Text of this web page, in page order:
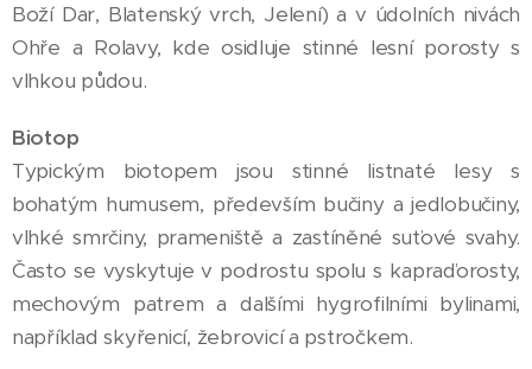
Boží Dar, Blatenský vrch, Jelení) a v údolních nivách
Ohře a Rolavy, kde osidluje stinné lesní porosty s
vlhkou půdou.
Biotop
Typickým biotopem jsou stinné listnaté lesy s
bohatým humusem, především bučiny a jedlobučiny,
vlhké smrčiny, prameniště a zastíněné suťové svahy.
Často se vyskytuje v podrostu spolu s kapraďorosty,
mechovým patrem a dalšími hygrofilními bylinami,
například skyřenicí, žebrovicí a pstročkem.